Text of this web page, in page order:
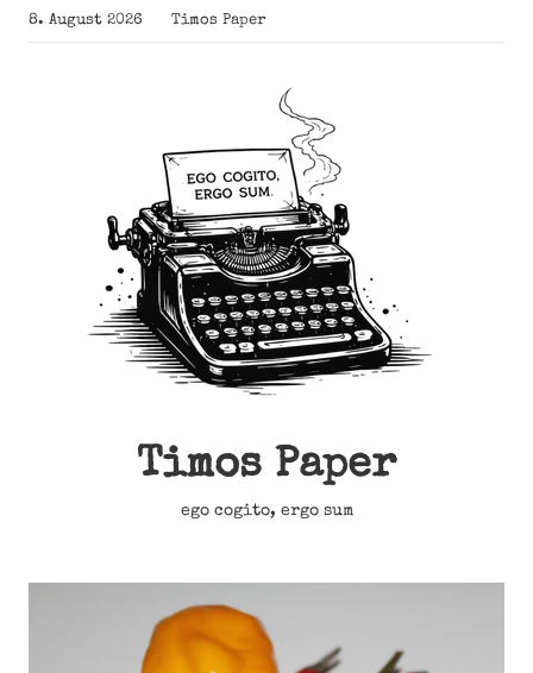
Zum
Inhalt
8. August 2026 Timos Paper
Timos Paper
ego cogito, ergo sum